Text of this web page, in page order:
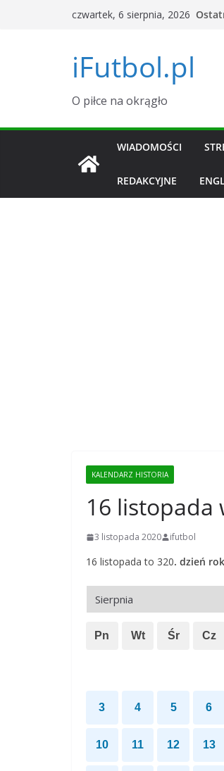
czwartek, 6 sierpnia, 2026
iFutbol.pl
O piłce na okrągło
WIADOMOŚCI
REDAKCYJNE
KALENDARZ HISTORIA
16 listopada
3 listopada 2020 ifutbol
16 listopada to 320. dzień
Pn Wt Śr Cz
3 4 5 6
10 11 12 13